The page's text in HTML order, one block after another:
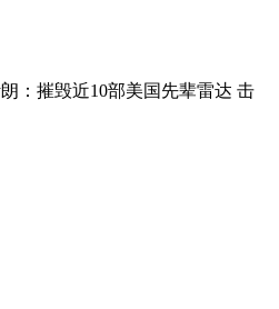
：摧毁近10部美国先辈雷达 击